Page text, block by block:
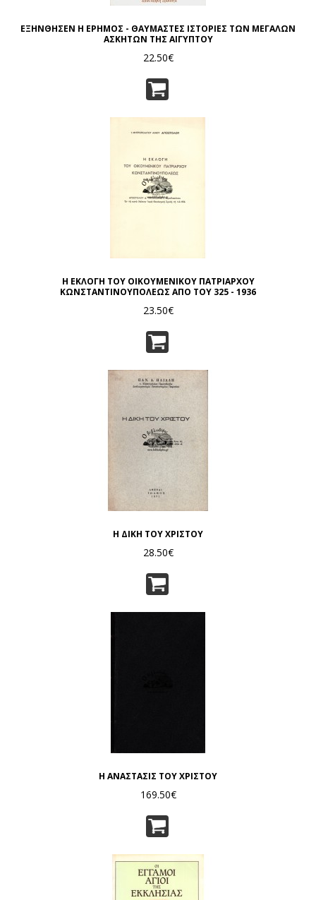
ΕΞΗΝΘΗΣΕΝ Η ΕΡΗΜΟΣ - ΘΑΥΜΑΣΤΕΣ ΙΣΤΟΡΙΕΣ ΤΩΝ ΜΕΓΑΛΩΝ
ΑΣΚΗΤΩΝ ΤΗΣ ΑΙΓΥΠΤΟΥ
22.50€
Η ΕΚΛΟΓΗ ΤΟΥ ΟΙΚΟΥΜΕΝΙΚΟΥ ΠΑΤΡΙΑΡΧΟΥ
ΚΩΝΣΤΑΝΤΙΝΟΥΠΟΛΕΩΣ ΑΠΟ ΤΟΥ 325 - 1936
23.50€
Η ΔΙΚΗ ΤΟΥ ΧΡΙΣΤΟΥ
28.50€
Η ΑΝΑΣΤΑΣΙΣ ΤΟΥ ΧΡΙΣΤΟΥ
169.50€